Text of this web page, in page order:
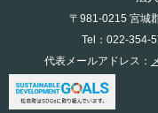
〒981-0215 宮城
Tel：022-354-
代表メールアドレス：